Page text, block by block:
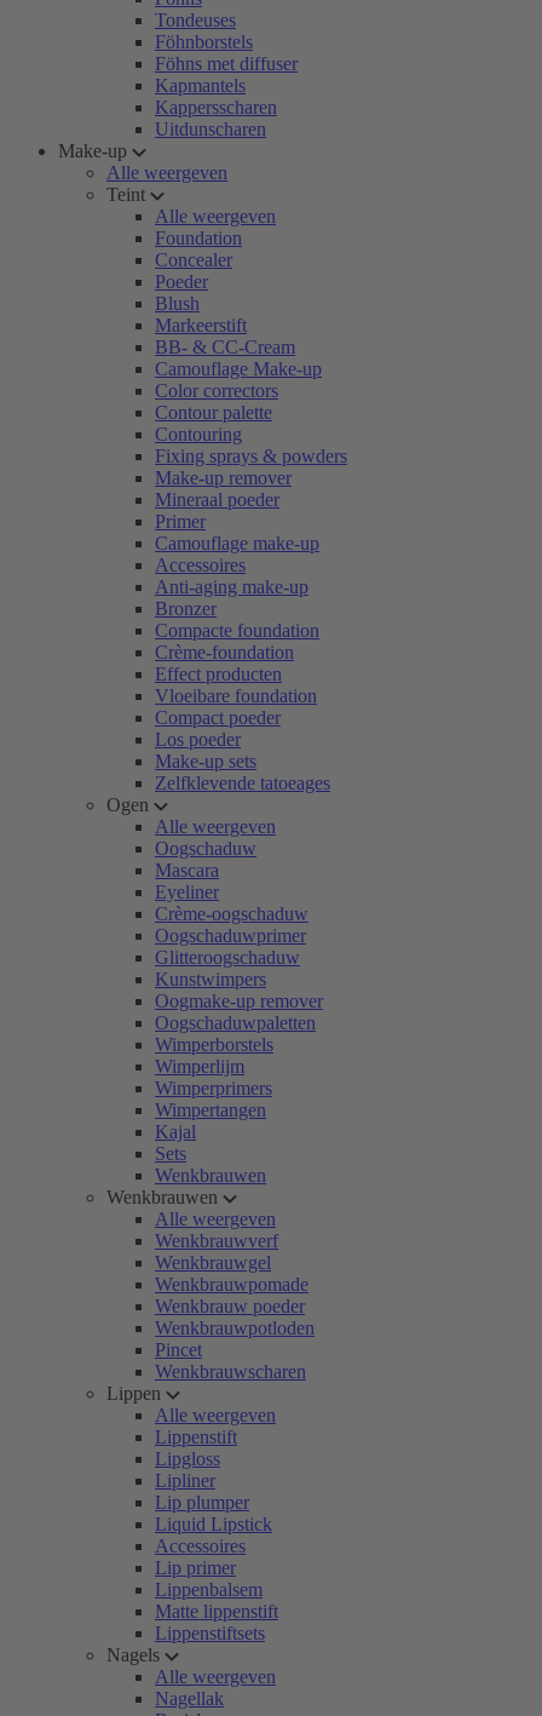
Tondeuses
Föhnborstels
Föhns met diffuser
Kapmantels
Kappersscharen
Uitdunscharen
Make-up
Alle weergeven
Teint
Alle weergeven
Foundation
Concealer
Poeder
Blush
Markeerstift
BB- & CC-Cream
Camouflage Make-up
Color correctors
Contour palette
Contouring
Fixing sprays & powders
Make-up remover
Mineraal poeder
Primer
Camouflage make-up
Accessoires
Anti-aging make-up
Bronzer
Compacte foundation
Crème-foundation
Effect producten
Vloeibare foundation
Compact poeder
Los poeder
Make-up sets
Zelfklevende tatoeages
Ogen
Alle weergeven
Oogschaduw
Mascara
Eyeliner
Crème-oogschaduw
Oogschaduwprimer
Glitteroogschaduw
Kunstwimpers
Oogmake-up remover
Oogschaduwpaletten
Wimperborstels
Wimperlijm
Wimperprimers
Wimpertangen
Kajal
Sets
Wenkbrauwen
Wenkbrauwen
Alle weergeven
Wenkbrauwverf
Wenkbrauwgel
Wenkbrauwpomade
Wenkbrauw poeder
Wenkbrauwpotloden
Pincet
Wenkbrauwscharen
Lippen
Alle weergeven
Lippenstift
Lipgloss
Lipliner
Lip plumper
Liquid Lipstick
Accessoires
Lip primer
Lippenbalsem
Matte lippenstift
Lippenstiftsets
Nagels
Alle weergeven
Nagellak